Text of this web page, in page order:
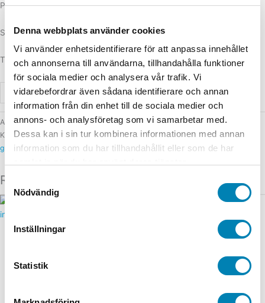
Denna webbplats använder cookies
Vi använder enhetsidentifierare för att anpassa innehållet
och annonserna till användarna, tillhandahålla funktioner
för sociala medier och analysera vår trafik. Vi
vidarebefordrar även sådana identifierare och annan
information från din enhet till de sociala medier och
annons- och analysföretag som vi samarbetar med.
Dessa kan i sin tur kombinera informationen med annan
information som du har tillhandahållit eller som de har
Samtyckesval
Nödvändig
Inställningar
Statistik
Produktsumma
Summa för extraval
Totalsumma
- + Lägg till i varukorg
Artikelnummer837-A156
Kategorier 1-99 kr ,Idrottspriser, Medaljer ,Medaljer & tillbehör,Priser med
gravyr,Priser och pokaler , Priser till tävlingar, Simning, Sport / Idrott
Relaterade produkter
1-99 kr